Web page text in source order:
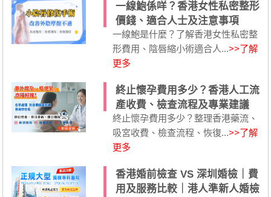
一線鮑係咩？香港女性私密整形
價錢、適合人士及注意事項
一線鮑是什麼？了解香港女性私密整
形費用、陰唇縮小術適合人...>>了解
更多
終止懷孕費用多少？香港人工流
產收費、檢查流程及專業建議
終止懷孕費用多少？整理香港藥流、
吸宮收費、檢查流程、恢復...>>了解
更多
香港婚前檢查 VS 深圳婚檢｜費
用及服務比較｜港人準新人婚檢